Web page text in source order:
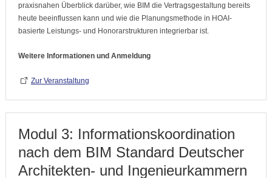
praxisnahen Überblick darüber, wie BIM die Vertragsgestaltung bereits
heute beeinflussen kann und wie die Planungsmethode in HOAI-
basierte Leistungs- und Honorarstrukturen integrierbar ist.
Weitere Informationen und Anmeldung
Zur Veranstaltung
Modul 3: Informationskoordination
nach dem BIM Standard Deutscher
Architekten- und Ingenieurkammern